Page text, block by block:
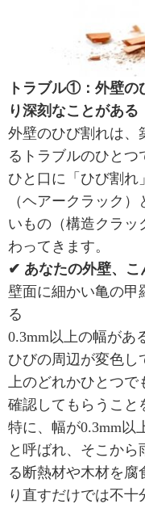
トラブル①：外壁
り深刻なことがある
外壁のひび割れは、
るトラブルのひとつ
ひと口に「ひび割れ
（ヘアークラック
いもの（構造クラッ
わってきます。
✔ あなたの外壁、こ
壁面に細かい亀の甲
る
0.3mm以上の幅があ
ひびの周辺が変色し
上のどれかひとつ
確認してもらうこと
特に、幅が0.3mm以
と呼ばれ、そこか
る断熱材や木材を
り直すだけでは不